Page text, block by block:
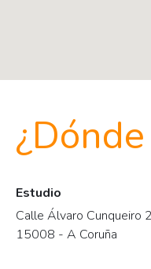
Estudio
Calle Álvaro Cunqueiro
15008 - A Coruña